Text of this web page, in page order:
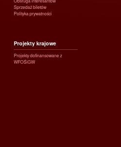
Sprzedaż biletów
Polityka prywatności
Projekty krajowe
Projekty dofinansowane z
WFOŚiGW